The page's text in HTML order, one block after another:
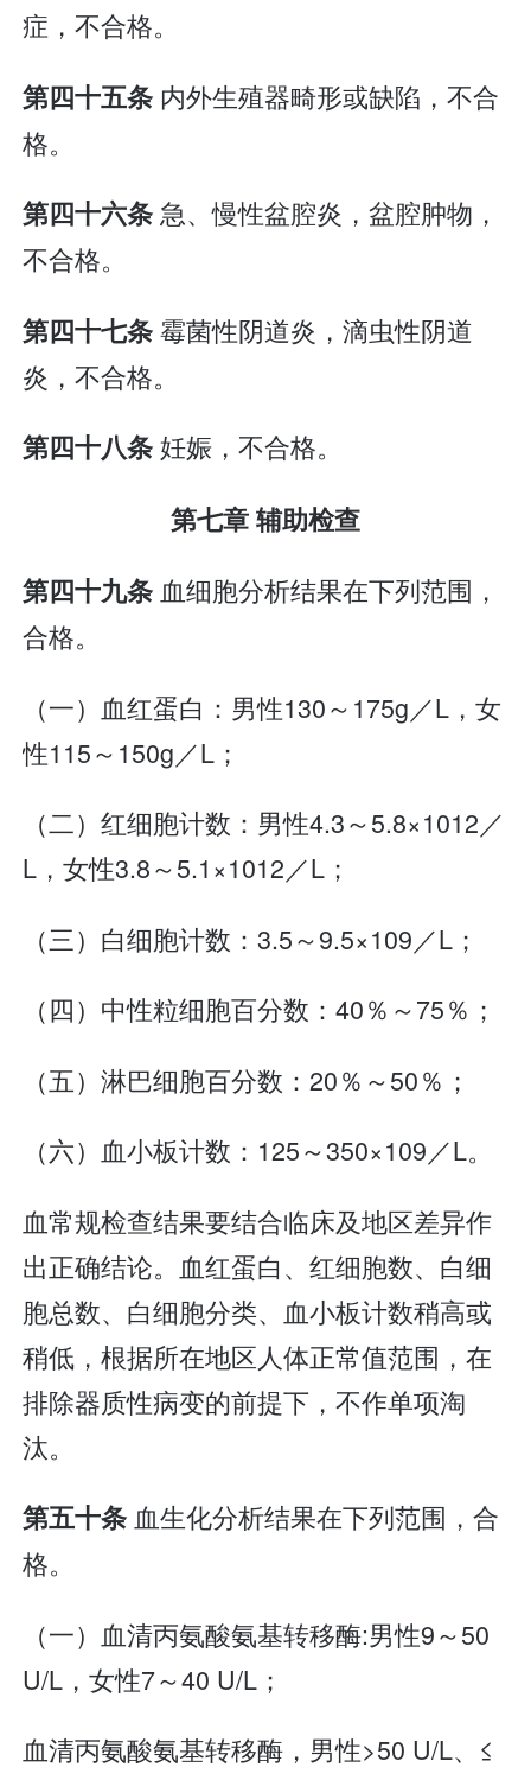
症，不合格。
第四十五条 内外生殖器畸形或缺陷，不合
格。
第四十六条急、慢性盆腔炎，盆腔肿物，
不合格。
第四十七条霉菌性阴道炎，滴虫性阴道
炎，不合格。
第四十八条妊娠，不合格。
第七章 辅助检查
第四十九条血细胞分析结果在下列范围，
合格。
（一）血红蛋白：男性130～175g／L，女
性115～150g／L；
（二）红细胞计数：男性4.3～5.8×1012／
L，女性3.8～5.1×1012／L；
（三）白细胞计数：3.5～9.5×109／L；
（四）中性粒细胞百分数：40％～75％；
（五）淋巴细胞百分数：20％～50％；
（六）血小板计数：125～350×109／L。
血常规检查结果要结合临床及地区差异作
出正确结论。血红蛋白、红细胞数、白细
胞总数、白细胞分类、血小板计数稍高或
稍低，根据所在地区人体正常值范围，在
排除器质性病变的前提下，不作单项淘
汰。
第五十条血生化分析结果在下列范围，合
格。
（一）血清丙氨酸氨基转移酶:男性9～50
U/L，女性7～40 U/L；
血清丙氨酸氨基转移酶，男性>50 U/L、≤